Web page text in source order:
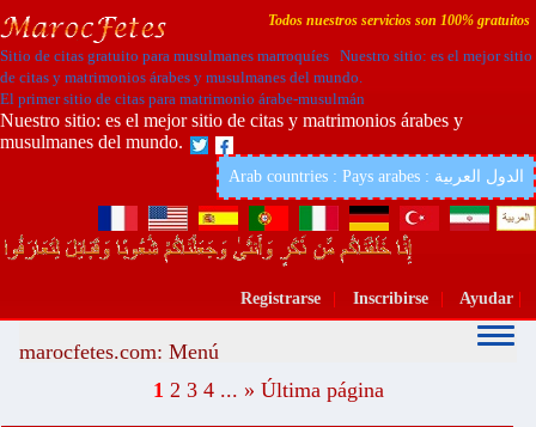
Todos nuestros servicios son 100% gratuitos
Sitio de citas gratuito para musulmanes marroquíes Nuestro sitio: es el mejor sitio
de citas y matrimonios árabes y musulmanes del mundo.
El primer sitio de citas para matrimonio árabe-musulmán
Nuestro sitio: es el mejor sitio de citas y matrimonios árabes y
musulmanes del mundo.
Arab countries : Pays arabes : الدول العربية
Registrarse Inscribirse Ayudar
marocfetes.com: Menú
1 2 3 4... » Última página